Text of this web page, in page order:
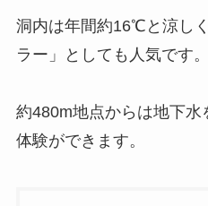
洞内は年間約16℃と涼し
ラー」としても人気です。
約480m地点からは地下
体験ができます。